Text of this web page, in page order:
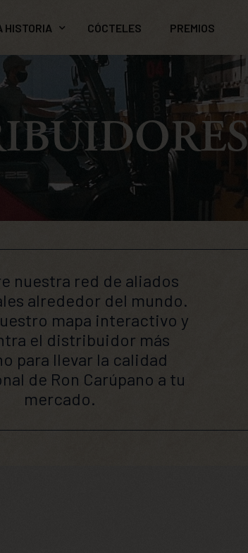
HISTORIA
RONERA
Ron Carúpano?
CÓCTELES PREMIOS
nuestra red de aliados
alrededor del mundo.
mapa interactivo y
el distribuidor más
para llevar la calidad
de Ron Carúpano a tu
mercado.